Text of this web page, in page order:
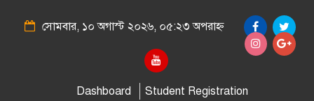
সোমবার, ১০ অগাস্ট ২০২৬, ০৫:২৩ অপরাহ্ন
Dashboard Student Registration